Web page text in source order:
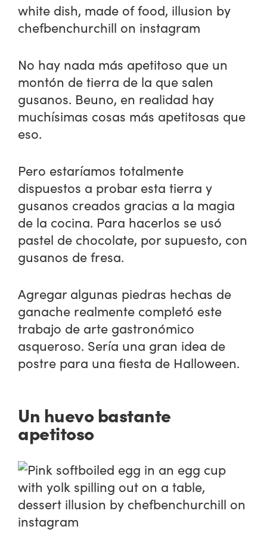
No hay nada más apetitoso que un
montón de tierra de la que salen
gusanos. Beuno, en realidad hay
muchísimas cosas más apetitosas que
eso.
Pero estaríamos totalmente
dispuestos a probar esta tierra y
gusanos creados gracias a la magia
de la cocina. Para hacerlos se usó
pastel de chocolate, por supuesto, con
gusanos de fresa.
Agregar algunas piedras hechas de
ganache realmente completó este
trabajo de arte gastronómico
asqueroso. Sería una gran idea de
postre para una fiesta de Halloween.
Un huevo bastante
apetitoso